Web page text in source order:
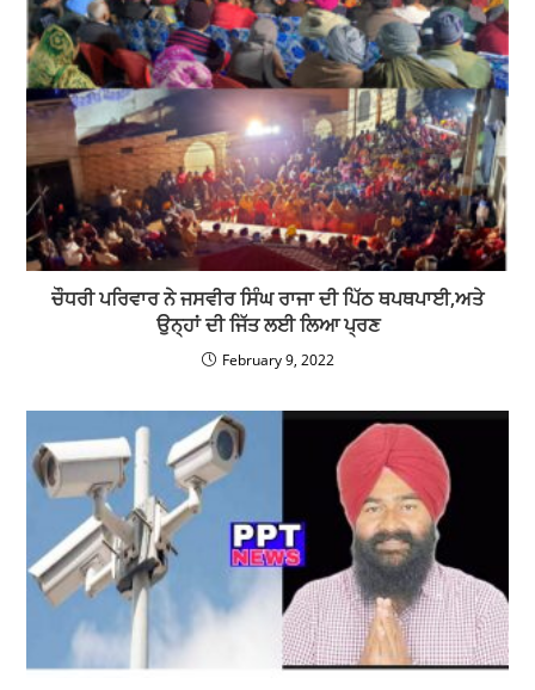
ਚੌਧਰੀ ਪਰਿਵਾਰ ਨੇ ਜਸਵੀਰ ਸਿੰਘ ਰਾਜਾ ਦੀ ਪਿੱਠ ਥਪਥਪਾਈ,ਅਤੇ
ਉਨ੍ਹਾਂ ਦੀ ਜਿੱਤ ਲਈ ਲਿਆ ਪ੍ਰਣ
February 9, 2022